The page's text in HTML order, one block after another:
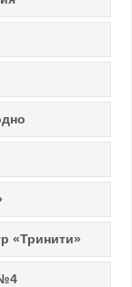
«Тринити»